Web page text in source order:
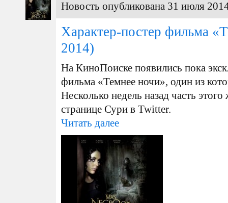
Новость опубликована 31 июля
Характер-постер фильма
2014)
На КиноПоиске появились пока
фильма «Темнее ночи», один из
Несколько недель назад часть
странице Сури в Twitter.
Читать далее